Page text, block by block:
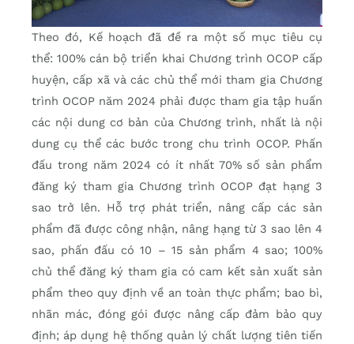
Theo đó, Kế hoạch đã đề ra một số mục tiêu cụ
thể: 100% cán bộ triển khai Chương trình OCOP cấp
huyện, cấp xã và các chủ thể mới tham gia Chương
trình OCOP năm 2024 phải được tham gia tập huấn
các nội dung cơ bản của Chương trình, nhất là nội
dung cụ thể các bước trong chu trình OCOP. Phấn
đấu trong năm 2024 có ít nhất 70% số sản phẩm
đăng ký tham gia Chương trình OCOP đạt hạng 3
sao trở lên. Hỗ trợ phát triển, nâng cấp các sản
phẩm đã được công nhận, nâng hạng từ 3 sao lên 4
sao, phấn đấu có 10 – 15 sản phẩm 4 sao; 100%
chủ thể đăng ký tham gia có cam kết sản xuất sản
phẩm theo quy định về an toàn thực phẩm; bao bì,
nhãn mác, đóng gói được nâng cấp đảm bảo quy
định; áp dụng hệ thống quản lý chất lượng tiên tiến